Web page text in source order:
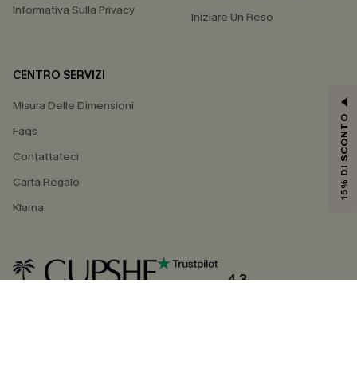
Informativa Sulla Privacy
Iniziare Un Reso
CENTRO SERVIZI
Misura Delle Dimensioni
Faqs
Contattateci
Carta Regalo
Klarna
4.3
15% DI SCONTO